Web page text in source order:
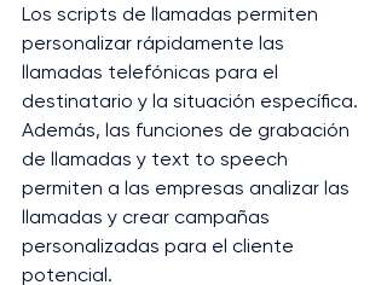
Los scripts de llamadas permiten
personalizar rápidamente las
llamadas telefónicas para el
destinatario y la situación específica.
Además, las funciones de grabación
de llamadas y text to speech
permiten a las empresas analizar las
llamadas y crear campañas
personalizadas para el cliente
potencial.